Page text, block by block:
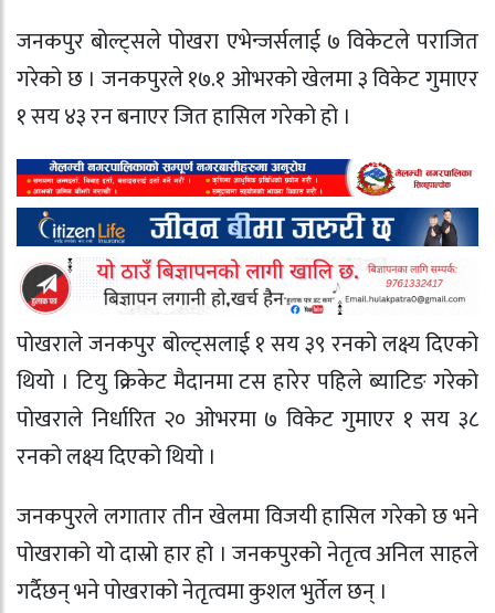
जनकपुर बोल्ट्सले पोखरा एभेन्जर्सलाई ७ विकेटले पराजित
गरेको छ । जनकपुरले १७.१ ओभरको खेलमा ३ विकेट गुमाएर
१ सय ४३ रन बनाएर जित हासिल गरेको हो ।
पोखराले जनकपुर बोल्ट्सलाई १ सय ३९ रनको लक्ष्य दिएको
थियो । टियु क्रिकेट मैदानमा टस हारेर पहिले ब्याटिङ गरेको
पोखराले निर्धारित २० ओभरमा ७ विकेट गुमाएर १ सय ३८
रनको लक्ष्य दिएको थियो ।
जनकपुरले लगातार तीन खेलमा विजयी हासिल गरेको छ भने
पोखराको यो दास्रो हार हो । जनकपुरको नेतृत्व अनिल साहले
गर्दैछन् भने पोखराको नेतृत्वमा कुशल भुर्तेल छन् ।